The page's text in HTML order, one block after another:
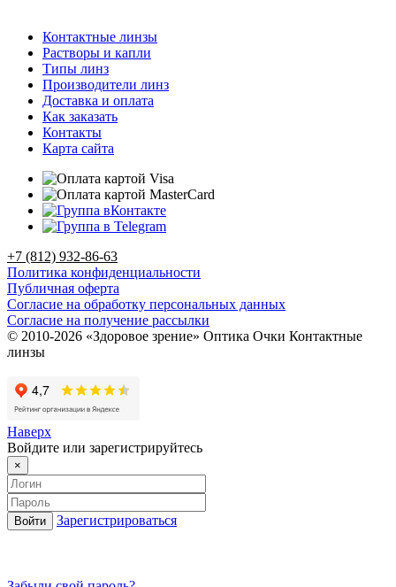
Контактные линзы
Растворы и капли
Типы линз
Производители линз
Доставка и оплата
Как заказать
Контакты
Карта сайта
+7 (812) 932-86-63
Политика конфиденциальности
Публичная оферта
Согласие на обработку персональных данных
Согласие на получение рассылки
© 2010-2026 «Здоровое зрение» Оптика Очки Контактные
линзы
Наверх
Войдите или зарегистрируйтесь
×
Зарегистрироваться